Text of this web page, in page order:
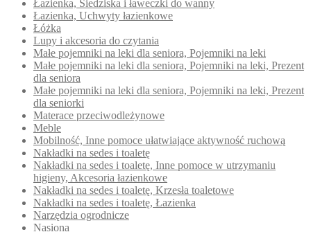
Łazienka, Siedziska i ławeczki do wanny
Łazienka, Uchwyty łazienkowe
Łóżka
Lupy i akcesoria do czytania
Małe pojemniki na leki dla seniora, Pojemniki na leki
Małe pojemniki na leki dla seniora, Pojemniki na leki, Prezent
dla seniora
Małe pojemniki na leki dla seniora, Pojemniki na leki, Prezent
dla seniorki
Materace przeciwodleżynowe
Meble
Mobilność, Inne pomoce ułatwiające aktywność ruchową
Nakładki na sedes i toaletę
Nakładki na sedes i toaletę, Inne pomoce w utrzymaniu
higieny, Akcesoria łazienkowe
Nakładki na sedes i toaletę, Krzesła toaletowe
Nakładki na sedes i toaletę, Łazienka
Narzędzia ogrodnicze
Nasiona